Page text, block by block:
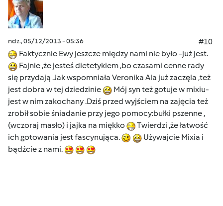
ndz., 05/12/2013 - 05:36
#10
Faktycznie Ewy jeszcze między nami nie było -już jest.
Fajnie ,że jesteś dietetykiem ,bo czasami cenne rady
się przydają .Jak wspomniała Veronika Ala już zaczęla ,też
jest dobra w tej dziedzinie
Mój syn też gotuje w mixiu-
jest w nim zakochany .Dziś przed wyjściem na zajęcia też
zrobił sobie śniadanie przy jego pomocy:bułki pszenne ,
(wczoraj masło) i jajka na miękko
Twierdzi ,że łatwość
ich gotowania jest fascynująca.
Używajcie Mixia i
bądźcie z nami.